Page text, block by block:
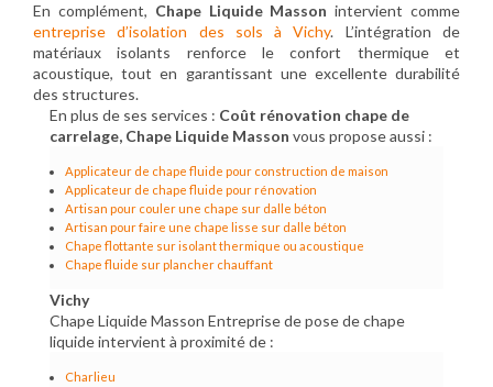
En complément, Chape Liquide Masson intervient comme
entreprise d’isolation des sols à Vichy. L’intégration de
matériaux isolants renforce le confort thermique et
acoustique, tout en garantissant une excellente durabilité
des structures.
En plus de ses services : Coût rénovation chape de
carrelage, Chape Liquide Masson vous propose aussi :
Applicateur de chape fluide pour construction de maison
Applicateur de chape fluide pour rénovation
Artisan pour couler une chape sur dalle béton
Artisan pour faire une chape lisse sur dalle béton
Chape flottante sur isolant thermique ou acoustique
Chape fluide sur plancher chauffant
Vichy
Chape Liquide Masson Entreprise de pose de chape
liquide intervient à proximité de :
Charlieu